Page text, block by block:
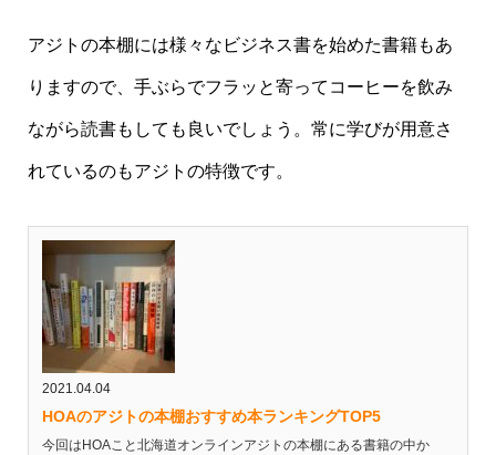
アジトの本棚には様々なビジネス書を始めた書籍もあ
りますので、手ぶらでフラッと寄ってコーヒーを飲み
ながら読書もしても良いでしょう。常に学びが用意さ
れているのもアジトの特徴です。
2021.04.04
HOAのアジトの本棚おすすめ本ランキングTOP5
今回はHOAこと北海道オンラインアジトの本棚にある書籍の中か